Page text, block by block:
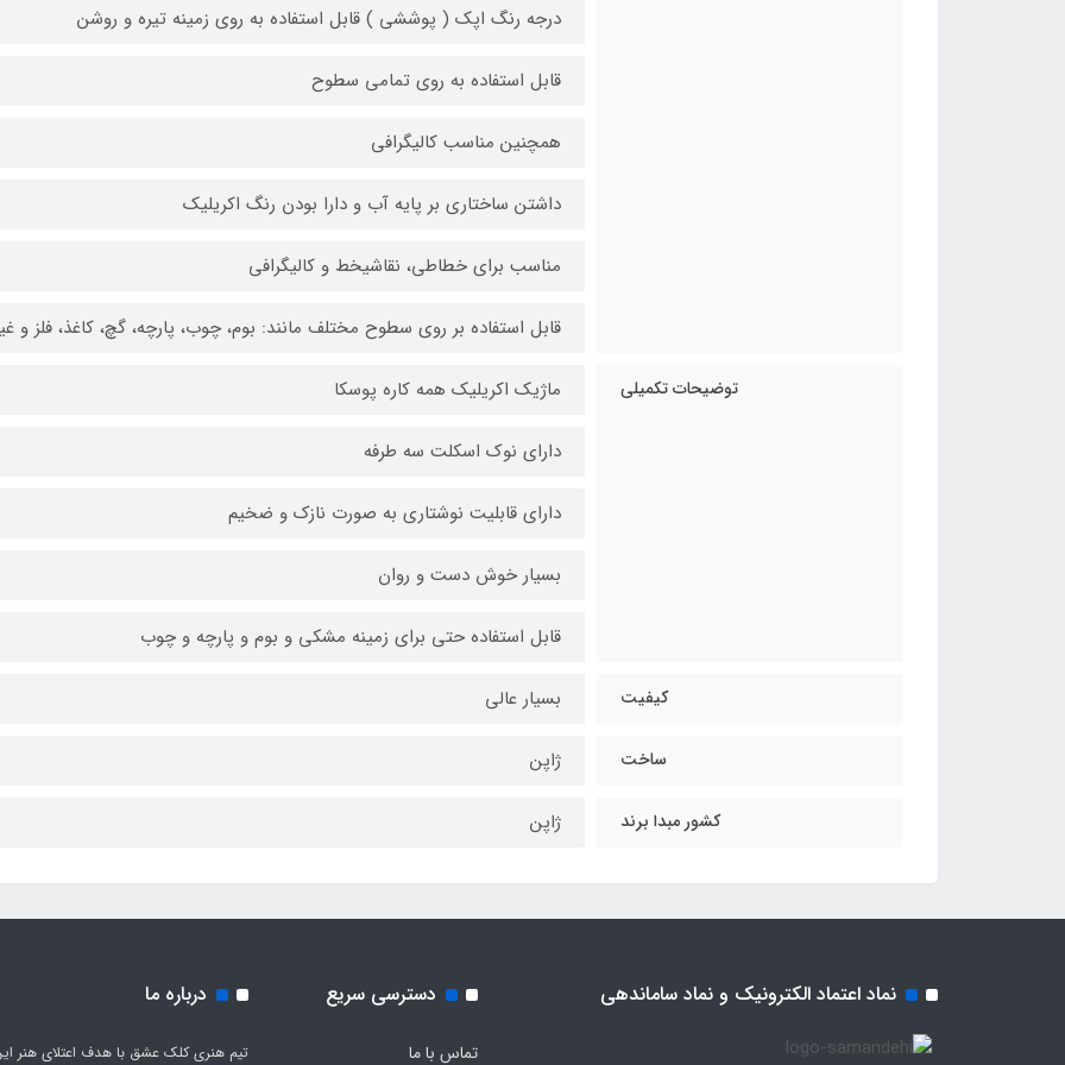
درجه رنگ اپک ( پوششی ) قابل استفاده به روی زمینه تیره و روشن
قابل استفاده به روی تمامی سطوح
همچنین مناسب کالیگرافی
داشتن ساختاری بر پایه آب و دارا بودن رنگ اکریلیک
مناسب برای خطاطی، نقاشیخط و کالیگرافی
قابل استفاده بر روی سطوح مختلف مانند: بوم، چوب، پارچه، گچ، کاغذ، فلز و
توضیحات تکمیلی ماژیک اکریلیک همه کاره پوسکا
دارای نوک اسکلت سه طرفه
دارای قابلیت نوشتاری به صورت نازک و ضخیم
بسیار خوش دست و روان
قابل استفاده حتی برای زمینه مشکی و بوم و پارچه و چوب
کیفیت بسیار عالی
ساخت ژاپن
کشور مبدا برند ژاپن
نماد اعتماد الکترونیک و نماد ساماندهی دسترسی سریع
تماس با ما
درباره ما
تیم هنری کلک عشق با هدف اعتلای هنر